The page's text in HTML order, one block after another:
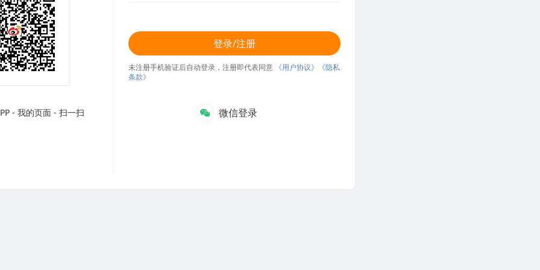
- 我的页面 - 扫一扫
登录/注册
未注册手机验证后自动登录，注册即代表同意 《用户协议》
《隐私
条款》
微信登录